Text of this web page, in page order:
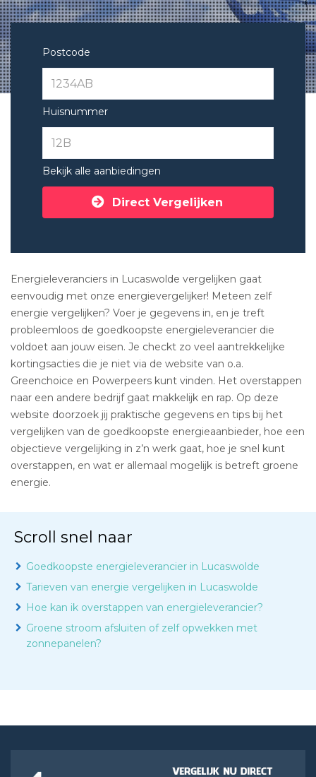
Postcode
Huisnummer
Bekijk alle aanbiedingen
Direct Vergelijken
Energieleveranciers in Lucaswolde vergelijken gaat
eenvoudig met onze energievergelijker! Meteen zelf
energie vergelijken? Voer je gegevens in, en je treft
probleemloos de goedkoopste energieleverancier die
voldoet aan jouw eisen. Je checkt zo veel aantrekkelijke
kortingsacties die je niet via de website van o.a.
Greenchoice en Powerpeers kunt vinden. Het overstappen
naar een andere bedrijf gaat makkelijk en rap. Op deze
website doorzoek jij praktische gegevens en tips bij het
vergelijken van de goedkoopste energieaanbieder, hoe een
objectieve vergelijking in z’n werk gaat, hoe je snel kunt
overstappen, en wat er allemaal mogelijk is betreft groene
energie.
Scroll snel naar
Goedkoopste energieleverancier in Lucaswolde
Tarieven van energie vergelijken in Lucaswolde
Hoe kan ik overstappen van energieleverancier?
Groene stroom afsluiten of zelf opwekken met
zonnepanelen?